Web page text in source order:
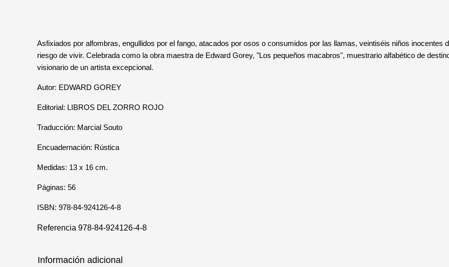
Asfixiados por alfombras, engullidos por el fango, atacados por osos o consumidos por las llamas, veintiséis niños inocentes
riesgo de vivir. Celebrada como la obra maestra de Edward Gorey, "Los pequeños macabros", muestrario alfabético de
visionario de un artista excepcional.
Autor: EDWARD GOREY
Editorial: LIBROS DEL ZORRO ROJO
Traducción: Marcial Souto
Encuadernación: Rústica
Medidas: 13 x 16 cm.
Páginas: 56
ISBN: 978-84-924126-4-8
Referencia 978-84-924126-4-8
Información adicional